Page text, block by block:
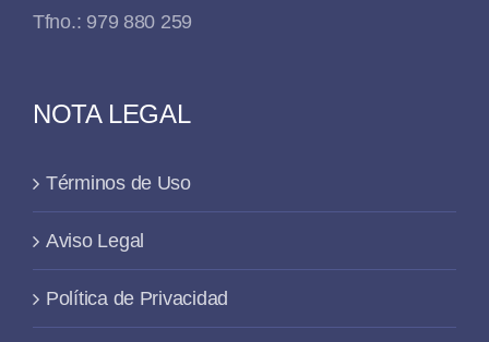
Tfno.: 979 880 259
NOTA LEGAL
Términos de Uso
Aviso Legal
Política de Privacidad